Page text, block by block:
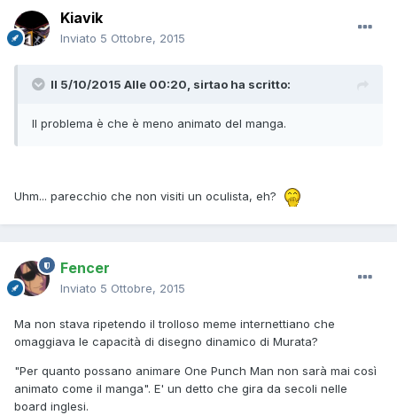
Kiavik
Inviato 5 Ottobre, 2015
Il 5/10/2015 Alle 00:20, sirtao ha scritto:
Il problema è che è meno animato del manga.
Uhm... parecchio che non visiti un oculista, eh?
Fencer
Inviato 5 Ottobre, 2015
Ma non stava ripetendo il trolloso meme internettiano che
omaggiava le capacità di disegno dinamico di Murata?
"Per quanto possano animare One Punch Man non sarà mai così
animato come il manga". E' un detto che gira da secoli nelle
board inglesi.